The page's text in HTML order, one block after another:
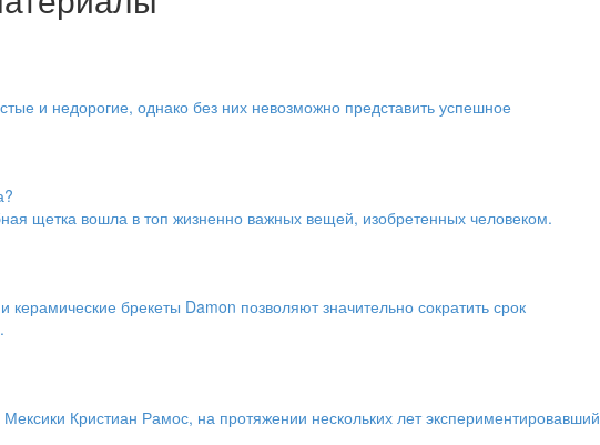
и недорогие, однако без них невозможно представить успешное
щетка вошла в топ жизненно важных вещей, изобретенных человеком.
керамические брекеты Damon позволяют значительно сократить срок
Кристиан Рамос, на протяжении нескольких лет экспериментировавший